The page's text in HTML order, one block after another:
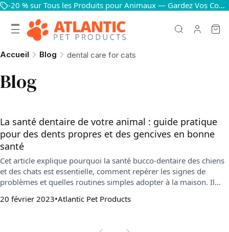
-20 % sur Tous les Produits pour Animaux — Gardez Vos Compagnons Heureux et en Bonne Santé
Accueil Blog dental care for cats
Blog
La santé dentaire de votre animal : guide pratique
pour des dents propres et des gencives en bonne
santé
Cet article explique pourquoi la santé bucco-dentaire des chiens
et des chats est essentielle, comment repérer les signes de
problèmes et quelles routines simples adopter à la maison. Il
contrôles vétérinaires pour préserver la santé générale de votre
20 février 2023 Atlantic Pet Products